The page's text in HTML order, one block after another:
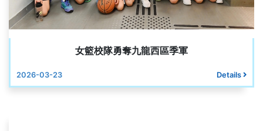
女籃校隊勇奪九龍西區季軍
2026-03-23 Details